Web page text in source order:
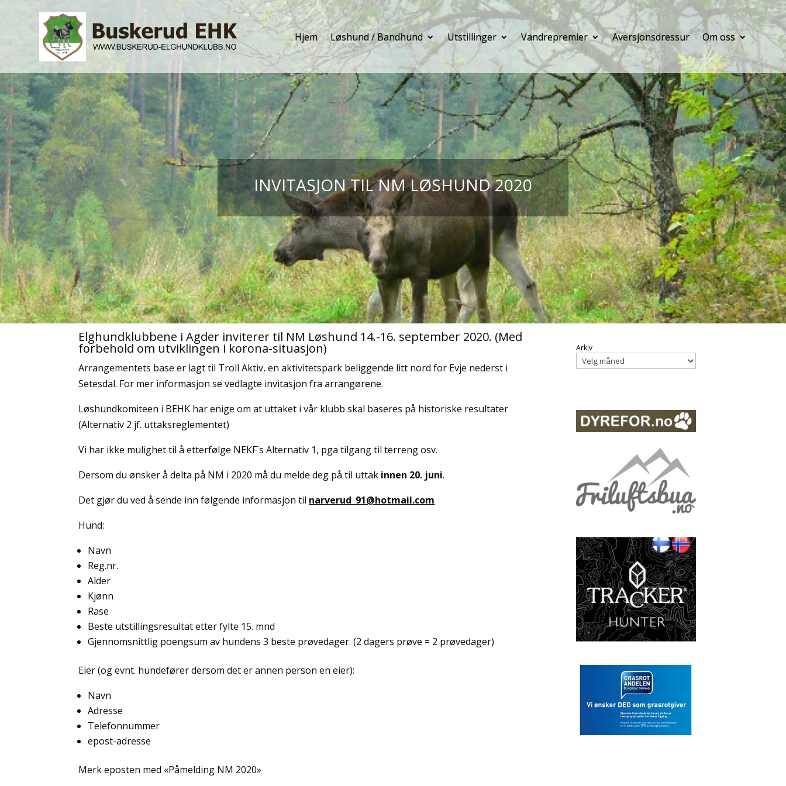
Hjem Løshund / Bandhund Utstillinger Vandrepremier Aversjonsdressur Om oss
INVITASJON TIL NM LØSHUND 2020
Elghundklubbene i Agder inviterer til NM Løshund 14.-16. september 2020. (Med
forbehold om utviklingen i korona-situasjon)
Arrangementets base er lagt til Troll Aktiv, en aktivitetspark beliggende litt nord for Evje nederst i
Setesdal. For mer informasjon se vedlagte invitasjon fra arrangørene.
Løshundkomiteen i BEHK har enige om at uttaket i vår klubb skal baseres på historiske resultater
(Alternativ 2 jf. uttaksreglementet)
Vi har ikke mulighet til å etterfølge NEKF`s Alternativ 1, pga tilgang til terreng osv.
Dersom du ønsker å delta på NM i 2020 må du melde deg på til uttak innen 20. juni.
Det gjør du ved å sende inn følgende informasjon til narverud_91@hotmail.com
Hund:
Navn
Reg.nr.
Alder
Kjønn
Rase
Beste utstillingsresultat etter fylte 15. mnd
Gjennomsnittlig poengsum av hundens 3 beste prøvedager. (2 dagers prøve = 2 prøvedager)
Eier (og evnt. hundefører dersom det er annen person en eier):
Navn
Adresse
Telefonnummer
epost-adresse
Merk eposten med «Påmelding NM 2020»
Arkiv